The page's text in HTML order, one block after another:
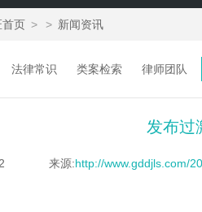
首页 > > 新闻资讯
法律常识 类案检索 律师团队
发布过
来源:http://www.gddjls.com/